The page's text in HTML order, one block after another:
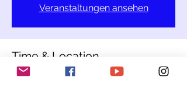
Veranstaltungen ansehen
Time & Location
22 May 2021, 18:30